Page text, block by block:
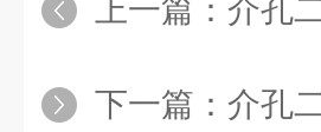
上一篇： 介孔
下一篇： 介孔